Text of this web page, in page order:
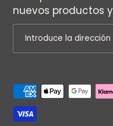
nuevos productos